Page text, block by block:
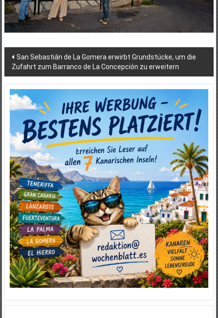
Beitragsnavigation
San Sebastián de La Gomera erwirbt Grundstücke, um die
Zufahrt zum Barranco de La Concepción zu erweitern